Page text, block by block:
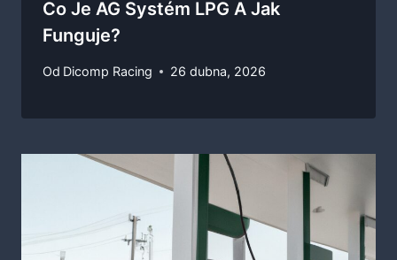
Co Je AG Systém LPG A Jak
Funguje?
Od Dicomp Racing 26 dubna, 2026